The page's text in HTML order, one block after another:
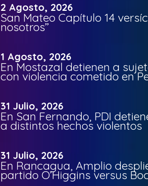
2 Agosto, 2026
San Mateo Capítulo 14
nosotros”
1 Agosto, 2026
En Mostazal detienen a
con violencia cometido en
31 Julio, 2026
En San Fernando, PDI
a distintos hechos violentos
31 Julio, 2026
En Rancagua, Amplio
partido O’Higgins versus